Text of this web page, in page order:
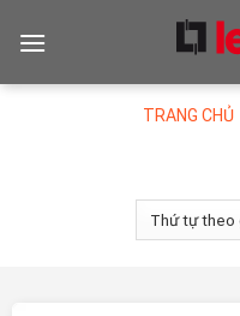
TRANG CHỦ